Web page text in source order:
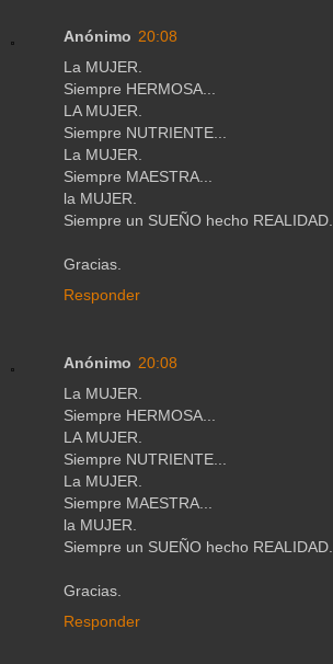
Anónimo 20:08
La MUJER.
Siempre HERMOSA...
LA MUJER.
Siempre NUTRIENTE...
La MUJER.
Siempre MAESTRA...
la MUJER.
Siempre un SUEÑO hecho REALIDAD.
Gracias.
Responder
Anónimo 20:08
La MUJER.
Siempre HERMOSA...
LA MUJER.
Siempre NUTRIENTE...
La MUJER.
Siempre MAESTRA...
la MUJER.
Siempre un SUEÑO hecho REALIDAD.
Gracias.
Responder